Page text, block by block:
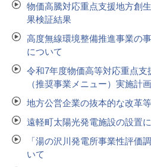
物価高騰対応重点支援地方創
果検証結果
高度無線環境整備推進事業の
について
令和7年度物価高等対応重点支
（推奨事業メニュー）実施計
地方公営企業の抜本的な改革
遠軽町太陽光発電施設の設置
「湯の沢川発電所事業性評価
いて